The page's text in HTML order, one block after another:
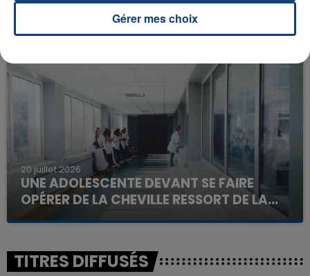
INCENDIE MORTEL À LENS : UNE FEMME ET
SON BÉBÉ ENTRE LA VIE ET LA...
aspergé sa compagne et leur bébé de trois mois
d'un liquide inflammable.
20 juillet 2026
UNE ADOLESCENTE DEVANT SE FAIRE
OPÉRER DE LA CHEVILLE RESSORT DE LA...
La famille a porté plainte contre la clinique qui a
excuses.
TITRES DIFFUSÉS
Gérer mes choix